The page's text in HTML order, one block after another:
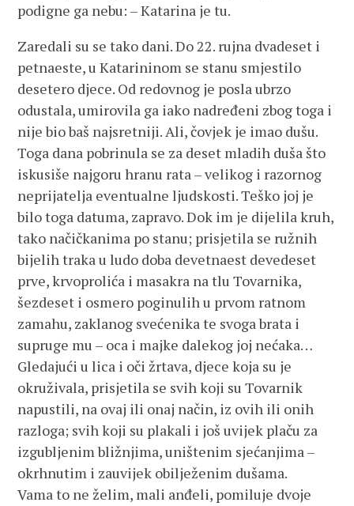
podigne ga nebu: – Katarina je tu.
Zaredali su se tako dani. Do 22. rujna dvadeset i
petnaeste, u Katarininom se stanu smjestilo
desetero djece. Od redovnog je posla ubrzo
odustala, umirovila ga iako nadređeni zbog toga i
nije bio baš najsretniji. Ali, čovjek je imao dušu.
Toga dana pobrinula se za deset mladih duša što
iskusiše najgoru hranu rata – velikog i razornog
neprijatelja eventualne ljudskosti. Teško joj je
bilo toga datuma, zapravo. Dok im je dijelila kruh,
tako načičkanima po stanu; prisjetila se ružnih
bijelih traka u ludo doba devetnaest devedeset
prve, krvoprolića i masakra na tlu Tovarnika,
šezdeset i osmero poginulih u prvom ratnom
zamahu, zaklanog svećenika te svoga brata i
supruge mu – oca i majke dalekog joj nećaka…
Gledajući u lica i oči žrtava, djece koja su je
okruživala, prisjetila se svih koji su Tovarnik
napustili, na ovaj ili onaj način, iz ovih ili onih
razloga; svih koji su plakali i još uvijek plaču za
izgubljenim bližnjima, uništenim sjećanjima –
okrhnutim i zauvijek obilježenim dušama.
Vama to ne želim, mali anđeli, pomiluje dvoje